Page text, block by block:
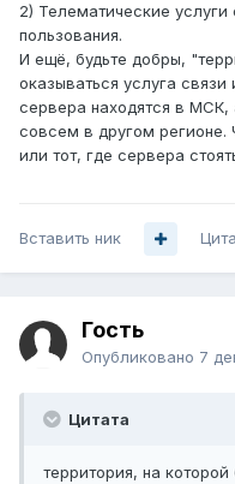
2) Телематические услуги
пользования.
И ещё, будьте добры,
оказываться услуга
сервера находятся в МСК,
совсем в другом регионе.
или тот, где сервера
Вставить ник
Гость
Опубликовано 7
Цитата
территория, на которой